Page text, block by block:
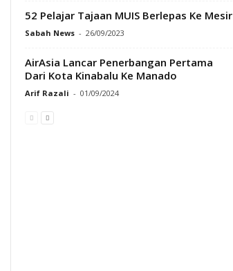
52 Pelajar Tajaan MUIS Berlepas Ke Mesir
Sabah News - 26/09/2023
AirAsia Lancar Penerbangan Pertama
Dari Kota Kinabalu Ke Manado
Arif Razali - 01/09/2024